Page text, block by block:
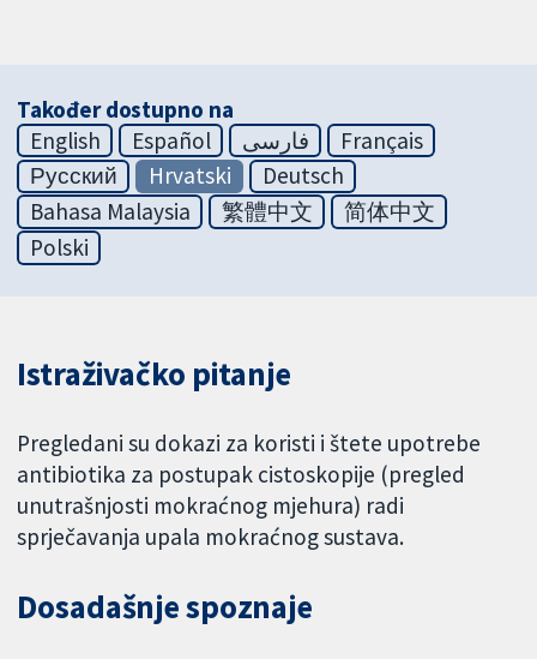
Također dostupno na
English
Español فارسی
Français
Русский
Hrvatski
Deutsch
Bahasa Malaysia
繁體中文
简体中文
Polski
Istraživačko pitanje
Pregledani su dokazi za koristi i štete upotrebe
antibiotika za postupak cistoskopije (pregled
unutrašnjosti mokraćnog mjehura) radi
sprječavanja upala mokraćnog sustava.
Dosadašnje spoznaje